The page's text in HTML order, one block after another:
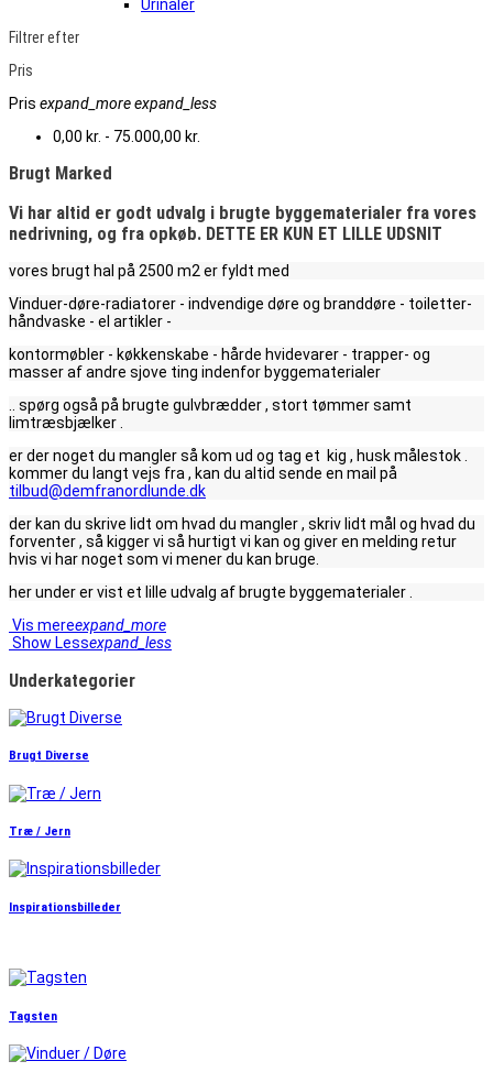
Urinaler
Filtrer efter
Pris
Pris expand_moreexpand_less
0,00 kr. - 75.000,00 kr.
Brugt Marked
Vi har altid er godt udvalg i brugte byggematerialer fra vores
nedrivning, og fra opkøb. DETTE ER KUN ET LILLE UDSNIT
vores brugt hal på 2500 m2 er fyldt med
Vinduer-døre-radiatorer - indvendige døre og branddøre - toiletter-
håndvaske - el artikler -
kontormøbler - køkkenskabe - hårde hvidevarer - trapper- og
masser af andre sjove ting indenfor byggematerialer
.. spørg også på brugte gulvbrædder , stort tømmer samt
limtræsbjælker .
er der noget du mangler så kom ud og tag et kig , husk målestok .
kommer du langt vejs fra , kan du altid sende en mail på
tilbud@demfranordlunde.dk
der kan du skrive lidt om hvad du mangler , skriv lidt mål og hvad du
forventer , så kigger vi så hurtigt vi kan og giver en melding retur
hvis vi har noget som vi mener du kan bruge.
her under er vist et lille udvalg af brugte byggematerialer .
Vis mereexpand_more
Show Lessexpand_less
Underkategorier
Brugt Diverse
Træ / Jern
Inspirationsbilleder
Tagsten